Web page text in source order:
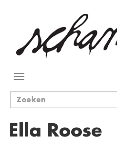
inhoud
Navigatie
Zoekveld
Ella Roose